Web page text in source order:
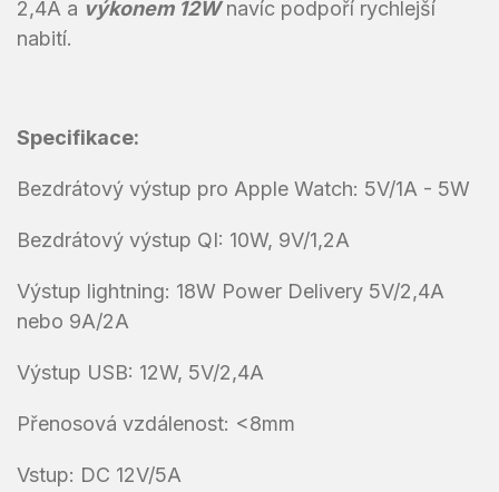
2,4A a výkonem 12Wnavíc podpoří rychlejší
nabití.
Specifikace:
Bezdrátový výstup pro Apple Watch: 5V/1A - 5W
Bezdrátový výstup QI: 10W, 9V/1,2A
Výstup lightning: 18W Power Delivery 5V/2,4A
nebo 9A/2A
Výstup USB: 12W, 5V/2,4A
Přenosová vzdálenost: <8mm
Vstup: DC 12V/5A